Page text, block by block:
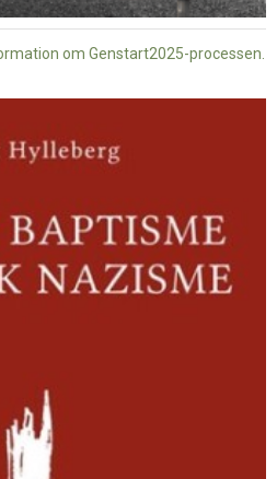
om Genstart2025-processen.